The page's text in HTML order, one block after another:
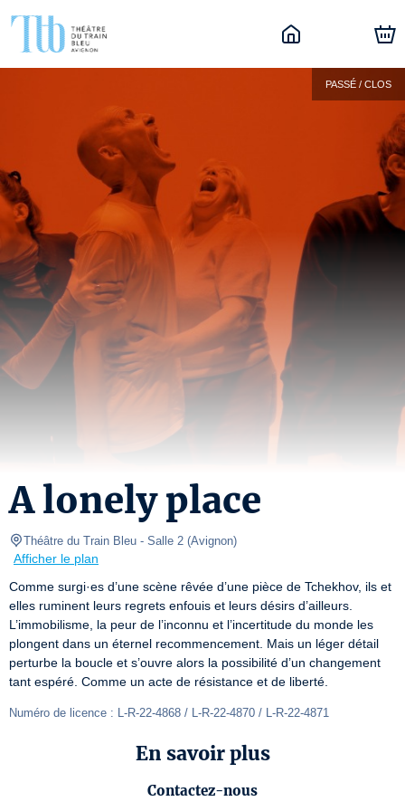
PASSÉ / CLOS
A lonely place
Théâtre du Train Bleu - Salle 2 (Avignon)
Afficher le plan
Comme surgi·es d’une scène rêvée d’une pièce de Tchekhov, ils et
elles ruminent leurs regrets enfouis et leurs désirs d’ailleurs.
L’immobilisme, la peur de l’inconnu et l’incertitude du monde les
plongent dans un éternel recommencement. Mais un léger détail
perturbe la boucle et s’ouvre alors la possibilité d’un changement
tant espéré. Comme un acte de résistance et de liberté.
Numéro de licence : L-R-22-4868 / L-R-22-4870 / L-R-22-4871
En savoir plus
Contactez-nous